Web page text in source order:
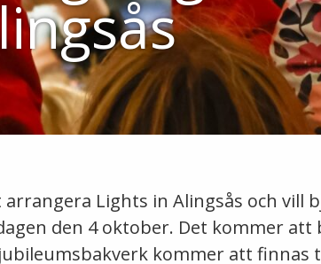
Lights in Alingsås och vill
den 4 oktober. Det kommer att
kommer att finnas